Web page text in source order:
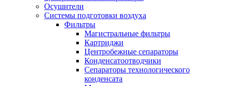
Осушители
Системы подготовки воздуха
Фильтры
Магистральные фильтры
Картриджи
Центробежные сепараторы
Конденсатоотводчики
Сепараторы технологического
конденсата